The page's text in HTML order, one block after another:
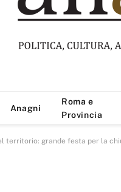
Anagni
Roma e
Provincia
territorio: grande festa per la